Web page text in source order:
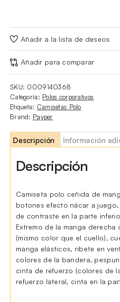
Añadir a la lista de deseos
Añadir para comparar
SKU: 0009140368
Categoría: Polos corporativos
Etiqueta: Camisetas Polo
Brand: Payper
Descripción Información
Descripción
Camiseta polo ceñida de
botones efecto nácar a
de contraste en la parte
Extremo de la manga
(mismo color que el cuello),
manga elásticos, ribete en
colores de la bandera,
cinta de refuerzo (colores de
refuerzo lateral, cinta en la